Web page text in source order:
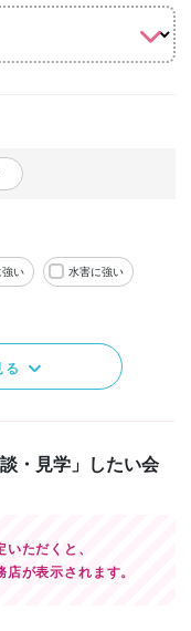
い 水害に強い
る
・見学」したい会
ただくと、
が表示されます。